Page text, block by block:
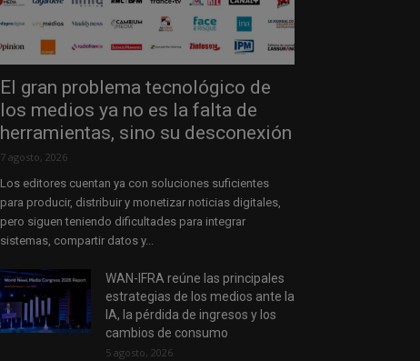
El gran problema tecnológico de
los medios ya no es la falta de
herramientas, sino su desconexión
7 agosto, 2026
Los editores cuentan ya con soluciones suficientes
para producir, distribuir y monetizar noticias digitales,
pero siguen teniendo dificultades para integrar
sistemas, compartir datos y...
WAN-IFRA reúne las principales
estrategias de los medios ante la
IA, la pérdida de ingresos y los
cambios de consumo
5 agosto, 2026